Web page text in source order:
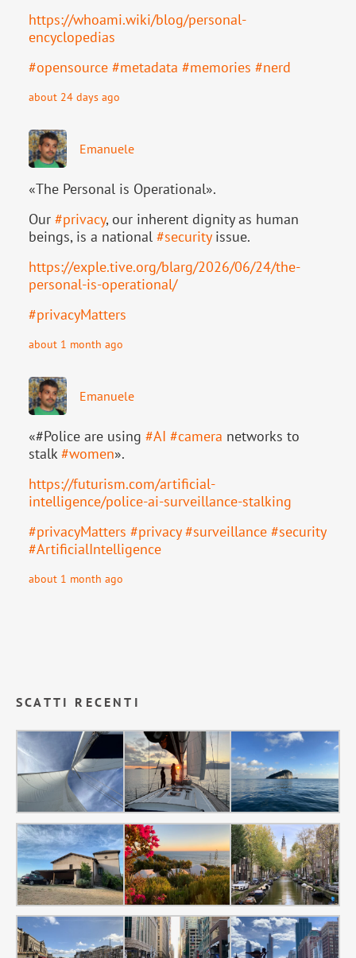
https://whoami.wiki/blog/personal-
encyclopedias
#opensource #metadata #memories #nerd
about 24 days ago
Emanuele
«The Personal is Operational».
Our #privacy, our inherent dignity as human
beings, is a national #securityissue.
https://exple.tive.org/blarg/2026/06/24/the-
personal-is-operational/
#privacyMatters
about 1 month ago
Emanuele
«#Police are using #AI #camera networks to
stalk#women».
https://futurism.com/artificial-
intelligence/police-ai-surveillance-stalking
#privacyMatters #privacy #surveillance #security
#ArtificialIntelligence
about 1 month ago
SCATTI RECENTI